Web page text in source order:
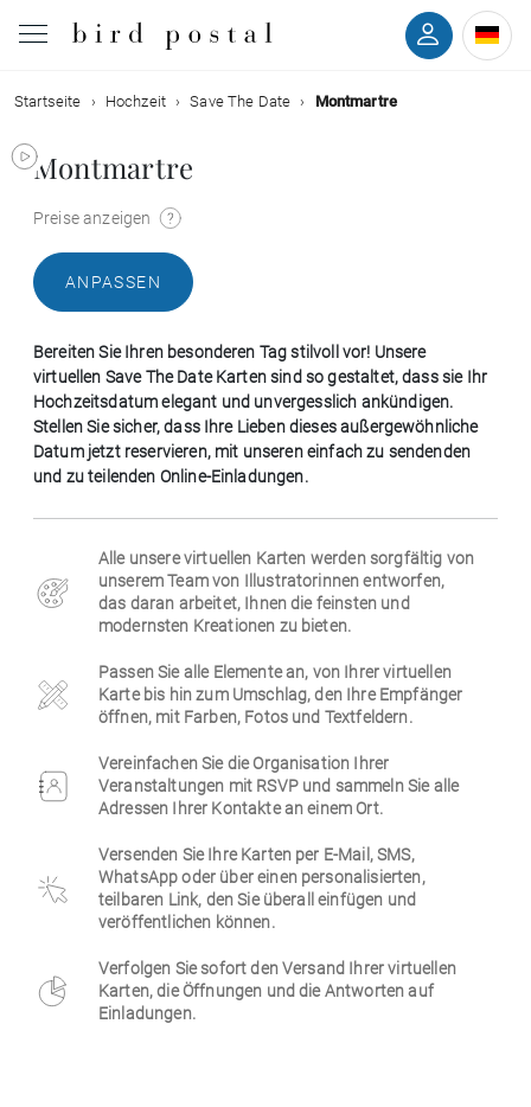
Hochzeit
Geburt
Kommunion
Trauer
Geburtstag
Firmen
Startseite Hochzeit Save The Date Montmartre
Montmartre
Preise anzeigen
ANPASSEN
Bereiten Sie Ihren besonderen Tag stilvoll vor! Unsere
virtuellen Save The Date Karten sind so gestaltet, dass sie Ihr
Hochzeitsdatum elegant und unvergesslich ankündigen.
Stellen Sie sicher, dass Ihre Lieben dieses außergewöhnliche
Datum jetzt reservieren, mit unseren einfach zu sendenden
und zu teilenden Online-Einladungen.
Alle unsere virtuellen Karten werden sorgfältig von
unserem Team von Illustratorinnen entworfen,
das daran arbeitet, Ihnen die feinsten und
modernsten Kreationen zu bieten.
Passen Sie alle Elemente an, von Ihrer virtuellen
Karte bis hin zum Umschlag, den Ihre Empfänger
öffnen, mit Farben, Fotos und Textfeldern.
Vereinfachen Sie die Organisation Ihrer
Veranstaltungen mit RSVP und sammeln Sie alle
Adressen Ihrer Kontakte an einem Ort.
Versenden Sie Ihre Karten per E-Mail, SMS,
WhatsApp oder über einen personalisierten,
teilbaren Link, den Sie überall einfügen und
veröffentlichen können.
Verfolgen Sie sofort den Versand Ihrer virtuellen
Karten, die Öffnungen und die Antworten auf
Einladungen.